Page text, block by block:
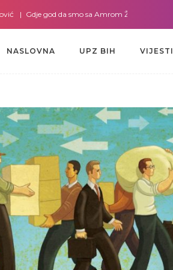
Gdje god da smo sa Amrom Žužić-Bećirbegović
NASLOVNA UPZ BIH VIJESTI
NASLOVNA UPZ BIH